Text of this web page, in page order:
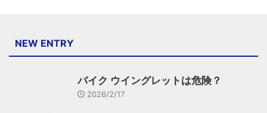
NEW ENTRY
バイク ウイングレットは危険？
2026/2/17